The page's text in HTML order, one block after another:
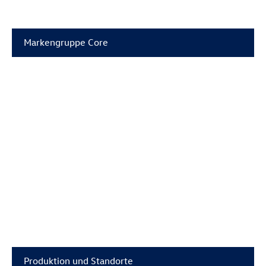
Markengruppe Core
Produktion und Standorte